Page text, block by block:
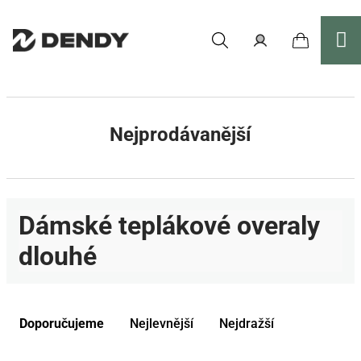
obsah
Nákupní
Nejprodávanější
Dámské teplákové overaly
dlouhé
Doporučujeme Nejlevnější Nejdražší